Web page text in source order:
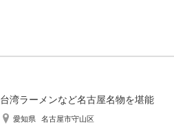
台湾ラーメンなど名古屋名物を堪能
愛知県 名古屋市守山区